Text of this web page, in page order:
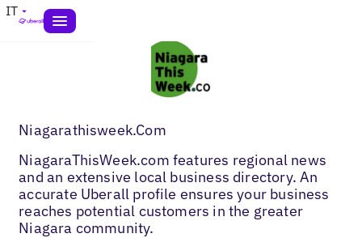
IT
Niagarathisweek.Com
NiagaraThisWeek.com features regional news
and an extensive local business directory. An
accurate Uberall profile ensures your business
reaches potential customers in the greater
Niagara community.